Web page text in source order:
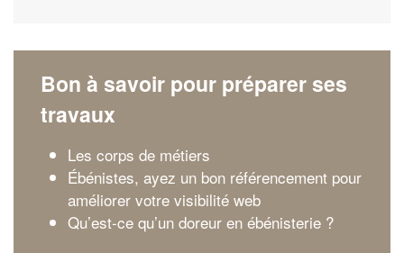
Bon à savoir pour préparer ses
travaux
Les corps de métiers
Ébénistes, ayez un bon référencement pour
améliorer votre visibilité web
Qu’est-ce qu’un doreur en ébénisterie ?